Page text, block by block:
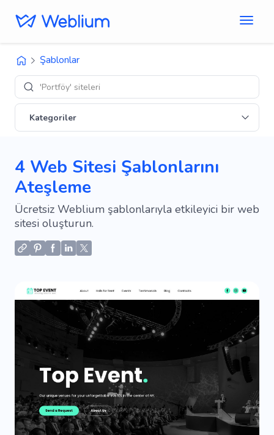
Şablonlar
'Portföy' siteleri
Kategoriler
4 Web Sitesi Şablonlarını
Ateşleme
Ücretsiz Weblium şablonlarıyla etkileyici bir web
sitesi oluşturun.